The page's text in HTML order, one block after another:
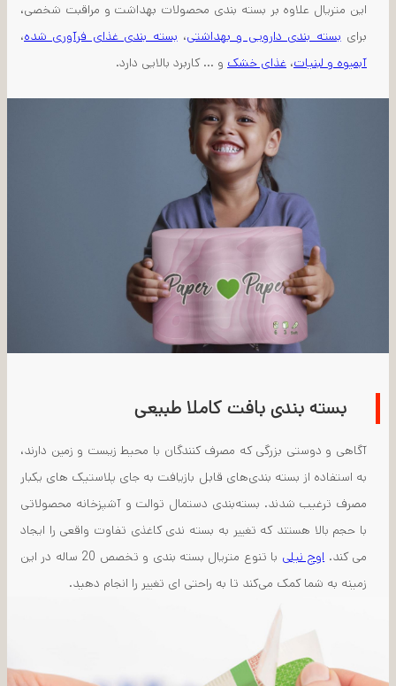
این متریال علاوه بر بسته بندی محصولات بهداشت و مراقبت شخصی،
برایبسته بندی دارویی و بهداشتی،بسته بندی غذای فرآوری شده،
آبمیوه و لبنیات، غذای خشک و ... کاربرد بالایی دارد.
بسته بندی بافت کاملا طبیعی
آگاهی و دوستی بزرگی که مصرف کنندگان با محیط زیست و زمین دارند،
به استفاده از بسته بندی‌های قابل بازیافت به جای پلاستیک های یکبار
مصرف ترغیب شدند. بسته‌بندی دستمال توالت و آشپزخانه محصولاتی
با حجم بالا هستند که تغییر به بسته ‌ندی کاغذی تفاوت واقعی را ایجاد
می کند.اوج نیلی
با تنوع متریال بسته بندی و تخصص 20 ساله در این
زمینه به شما کمک می‌کند تا به راحتی ای تغییر را انجام دهید.